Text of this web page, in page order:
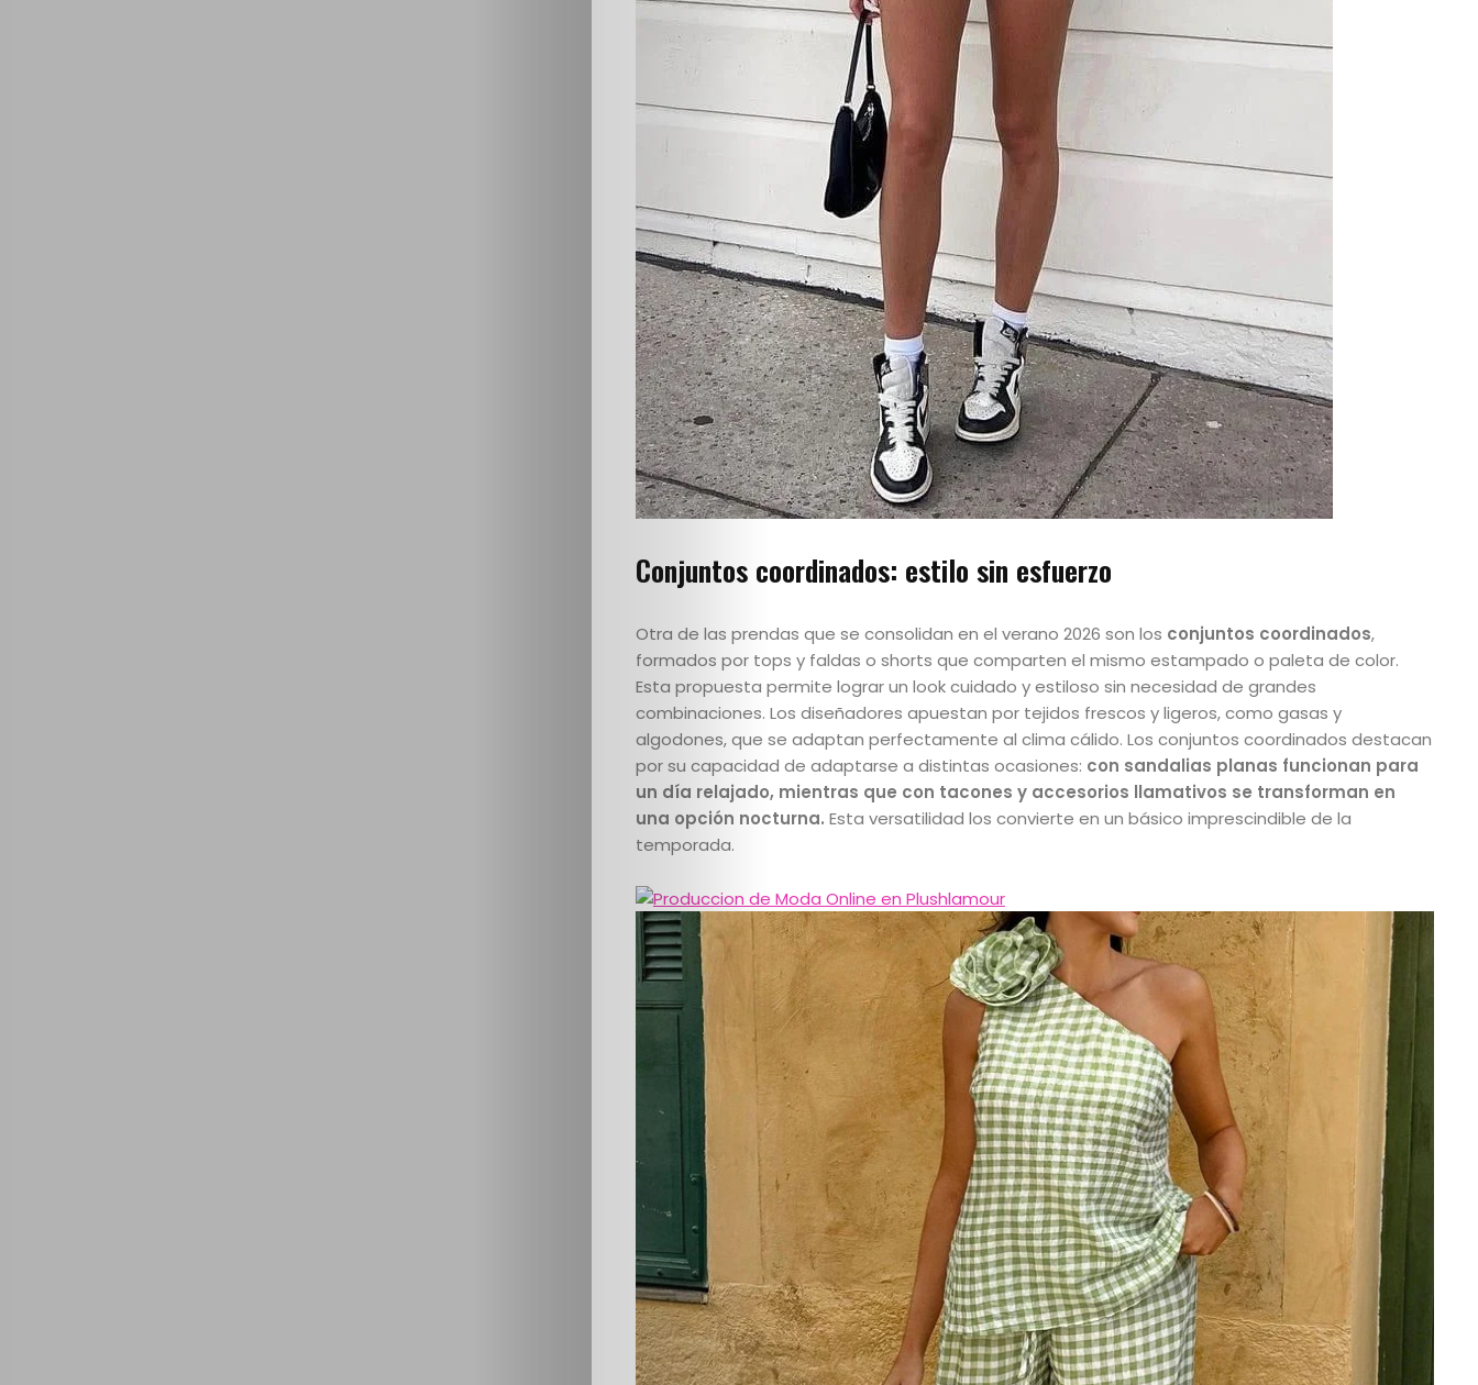
Quienes
Somos
Editoriales
Comunidad
Los
Elegidos
Cultura
PLOP
Imagen
Belleza
Crónicas
Contacto
La
Conjuntos coordinados: estilo sin esfuerzo
Otra de las prendas que se consolidan en el verano 2026 son los conjuntos coordinados,
formados por tops y faldas o shorts que comparten el mismo estampado o paleta de color.
Esta propuesta permite lograr un look cuidado y estiloso sin necesidad de grandes
combinaciones. Los diseñadores apuestan por tejidos frescos y ligeros, como gasas y
algodones, que se adaptan perfectamente al clima cálido. Los conjuntos coordinados destacan
por su capacidad de adaptarse a distintas ocasiones: con sandalias planas funcionan para
un día relajado, mientras que con tacones y accesorios llamativos se transforman en
una opción nocturna. Esta versatilidad los convierte en un básico imprescindible de la
temporada.